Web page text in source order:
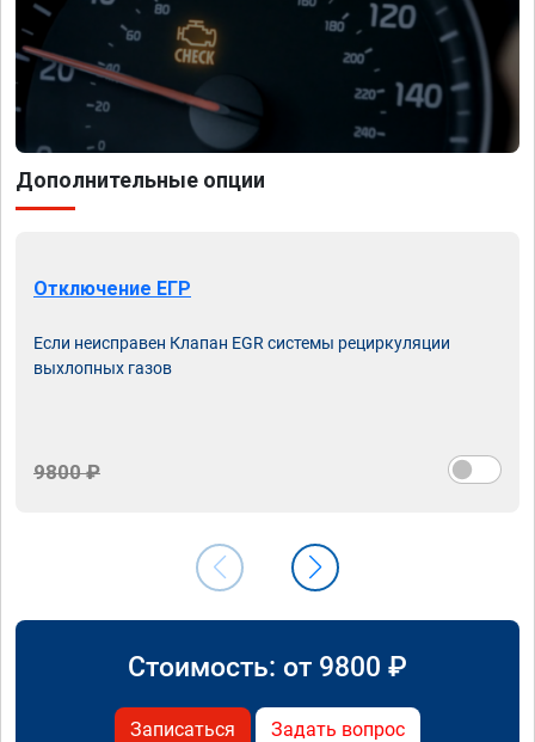
Дополнительные опции
Отключение ЕГР
Если неисправен Клапан EGR системы рециркуляции
выхлопных газов
9800 ₽
Стоимость: от 9800 ₽
Записаться Задать вопрос